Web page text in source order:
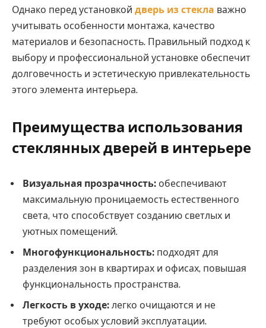
Однако перед установкой дверь из стекла важно
учитывать особенности монтажа, качество
материалов и безопасность. Правильный подход к
выбору и профессиональной установке обеспечит
долговечность и эстетическую привлекательность
этого элемента интерьера.
Преимущества использования
стеклянных дверей в интерьере
Визуальная прозрачность: обеспечивают
максимальную проницаемость естественного
света, что способствует созданию светлых и
уютных помещений.
Многофункциональность: подходят для
разделения зон в квартирах и офисах, повышая
функциональность пространства.
Легкость в уходе: легко очищаются и не
требуют особых условий эксплуатации.